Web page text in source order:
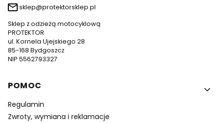
sklep@protektorsklep.pl
Sklep z odzieżą motocyklową
PROTEKTOR
ul. Kornela Ujejskiego 28
85-168 Bydgoszcz
NIP 5562793327
Linki w stopce
POMOC
Regulamin
Zwroty, wymiana i reklamacje